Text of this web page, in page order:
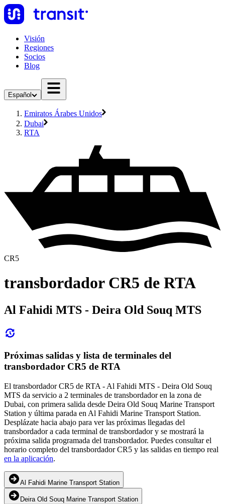
Visión
Regiones
Socios
Blog
Español
Emiratos Árabes Unidos
Dubai
RTA
CR5
transbordador CR5 de RTA
Al Fahidi MTS - Deira Old Souq MTS
Próximas salidas y lista de terminales del
transbordador CR5 de RTA
El transbordador CR5 de RTA - Al Fahidi MTS - Deira Old Souq
MTS da servicio a 2 terminales de transbordador en la zona de
Dubai, con primera salida desde Deira Old Souq Marine Transport
Station y última parada en Al Fahidi Marine Transport Station.
Desplázate hacia abajo para ver las próximas llegadas del
transbordador a cada terminal de transbordador y se mostrará la
próxima salida programada del transbordador. Puedes consultar el
horario completo del transbordador CR5 y las salidas en tiempo real
en la aplicación.
Al Fahidi Marine Transport Station
Deira Old Souq Marine Transport Station